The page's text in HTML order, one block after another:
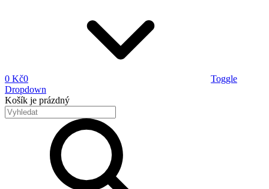
0 Kč0
Toggle
Dropdown
Košík je prázdný